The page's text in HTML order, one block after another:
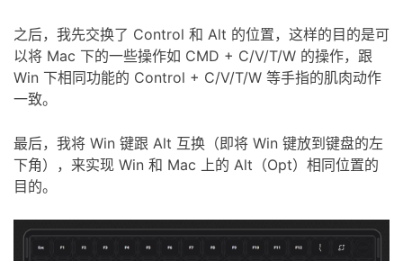
之后，我先交换了 Control 和 Alt 的位置，这样的目的是可
以将 Mac 下的一些操作如 CMD + C/V/T/W 的操作，跟
Win 下相同功能的 Control + C/V/T/W 等手指的肌肉动作
一致。
最后，我将 Win 键跟 Alt 互换（即将 Win 键放到键盘的左
下角），来实现 Win 和 Mac 上的 Alt（Opt）相同位置的
目的。